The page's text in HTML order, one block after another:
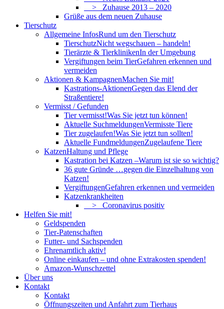
> Zuhause 2013 – 2020
Grüße aus dem neuen Zuhause
Tierschutz
Allgemeine InfosRund um den Tierschutz
TierschutzNicht wegschauen – handeln!
Tierärzte & TierklinikenIn der Umgebung
Vergiftungen beim TierGefahren erkennen und
vermeiden
Aktionen & KampagnenMachen Sie mit!
Kastrations-AktionenGegen das Elend der
Straßentiere!
Vermisst / Gefunden
Tier vermisst!Was Sie jetzt tun können!
Aktuelle SuchmeldungenVermisste Tiere
Tier zugelaufen!Was Sie jetzt tun sollten!
Aktuelle FundmeldungenZugelaufene Tiere
KatzenHaltung und Pflege
Kastration bei Katzen –Warum ist sie so wichtig?
36 gute Gründe …gegen die Einzelhaltung von
Katzen!
VergiftungenGefahren erkennen und vermeiden
Katzenkrankheiten
> Coronavirus positiv
Helfen Sie mit!
Geldspenden
Tier-Patenschaften
Futter- und Sachspenden
Ehrenamtlich aktiv!
Online einkaufen – und ohne Extrakosten spenden!
Amazon-Wunschzettel
Über uns
Kontakt
Kontakt
Öffnungszeiten und Anfahrt zum Tierhaus